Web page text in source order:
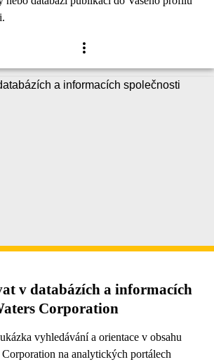
v databázích a informacích
Corporation
vyhledávání a orientace v obsahu
Corporation na analytických portálech